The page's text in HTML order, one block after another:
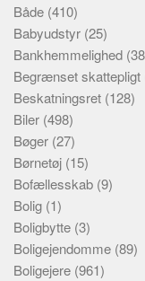
Både (410)
Babyudstyr (25)
Bankhemmelighed
Begrænset skattepligt
Beskatningsret (128)
Biler (498)
Bøger (27)
Børnetøj (15)
Bofællesskab (9)
Bolig (1)
Boligbytte (3)
Boligejendomme (89)
Boligejere (961)